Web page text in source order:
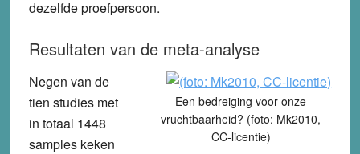
dezelfde proefpersoon.
Resultaten van de meta-analyse
Een bedreiging voor onze
vruchtbaarheid? (foto: Mk2010,
CC-licentie)
Negen van de
tien studies met
in totaal 1448
samples keken